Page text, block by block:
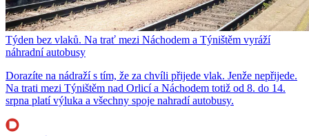
Týden bez vlaků. Na trať mezi Náchodem a Týništěm vyráží
náhradní autobusy
Dorazíte na nádraží s tím, že za chvíli přijede vlak. Jenže nepřijede.
Na trati mezi Týništěm nad Orlicí a Náchodem totiž od 8. do 14.
srpna platí výluka a všechny spoje nahradí autobusy.